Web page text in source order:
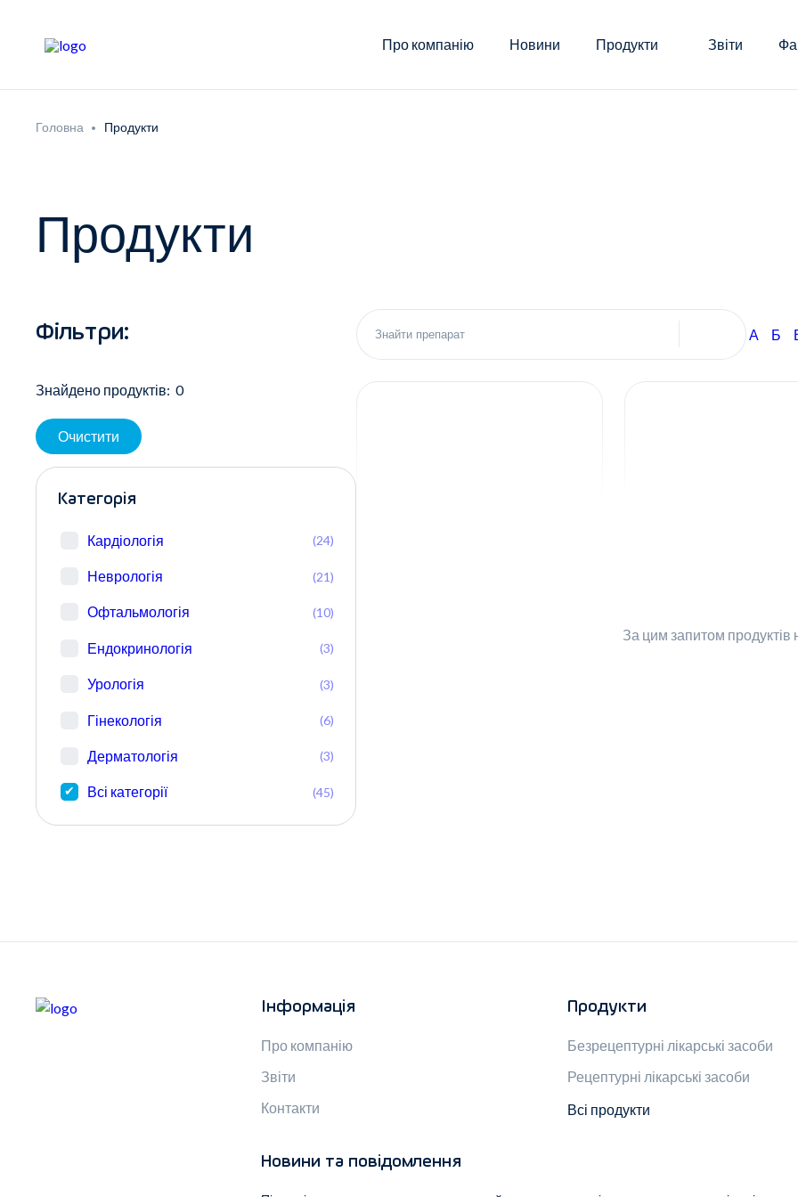
Про компанію Новини Продукти Звіти
Головна Продукти
Продукти
Фільтри:
Знайдено продуктів: 0
Очистити
Категорія
Кардіологія (24)
Неврологія (21)
Офтальмологія (10)
Ендокринологія (3)
Урологія (3)
Гінекологія (6)
Дерматологія (3)
Всі категорії (45)
А Б
За цим запитом
Інформація
Про компанію
Звіти
Контакти
Продукти
Безрецептурні лікарські засоби
Рецептурні лікарські засоби
Всі продукти
Новини та повідомлення